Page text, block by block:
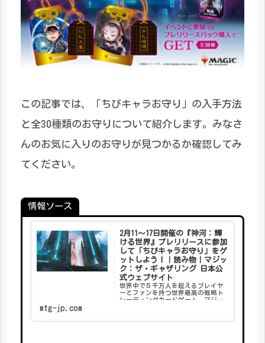
この記事では、「ちびキャラお守り」の入手方法
と全30種類のお守りについて紹介します。みなさ
んのお気に入りのお守りが見つかるか確認してみ
てください。
情報ソース
2月11～17日開催の『神河：輝
ける世界』プレリリースに参加
して「ちびキャラお守り」をゲ
ットしよう！｜読み物｜マジッ
ク：ザ・ギャザリング 日本公
式ウェブサイト
世界中で５千万人を超えるプレイヤ
ーとファンを持つ世界最高の戦略ト
レーディングカードゲーム、マジッ
mtg-jp.com